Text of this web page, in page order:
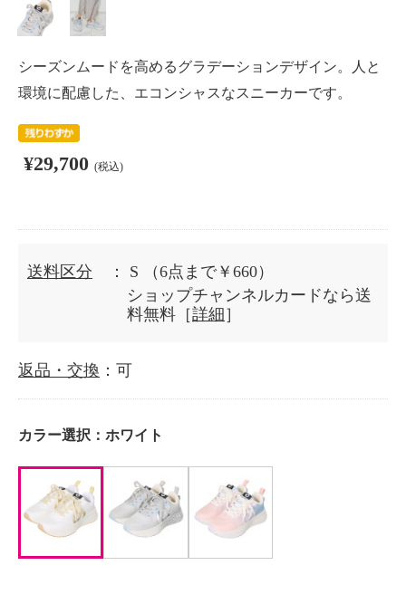
シーズンムードを高めるグラデーションデザイン。人と
環境に配慮した、エコンシャスなスニーカーです。
¥29,700 (税込)
送料区分 ： S
（6点まで￥660）
ショップチャンネルカードなら送
料無料［詳細 ］
返品・交換 ：可
カラー選択： ホワイト